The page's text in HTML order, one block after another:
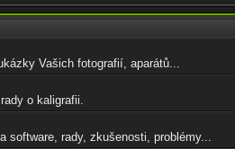
Vašich fotografií, aparátů...
o kaligrafii.
software, rady, zkušenosti, problémy...